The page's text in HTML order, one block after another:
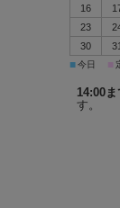
16
23
30
31
■今日 ■
14:00ま
す。